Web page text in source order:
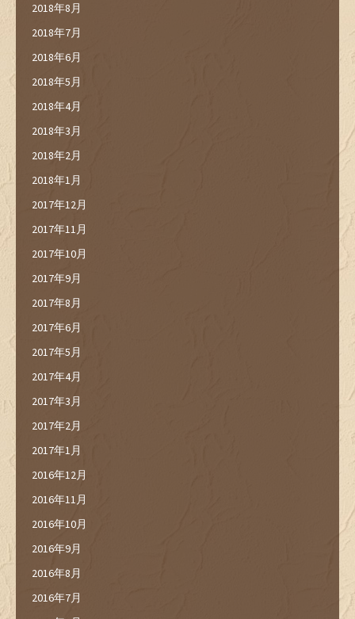
2018年8月
2018年7月
2018年6月
2018年5月
2018年4月
2018年3月
2018年2月
2018年1月
2017年12月
2017年11月
2017年10月
2017年9月
2017年8月
2017年6月
2017年5月
2017年4月
2017年3月
2017年2月
2017年1月
2016年12月
2016年11月
2016年10月
2016年9月
2016年8月
2016年7月